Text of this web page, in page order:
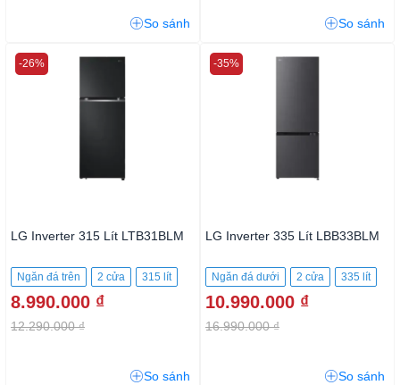
So sánh So sánh
LG Inverter 315 Lít LTB31BLM
Ngăn đá trên 2 cửa 315 lít
8.990.000 ₫
12.290.000 ₫
-26%
So sánh
LG Inverter 335 Lít LBB33BLM
Ngăn đá dưới 2 cửa 335 lít
10.990.000 ₫
16.990.000 ₫
-35%
So sánh